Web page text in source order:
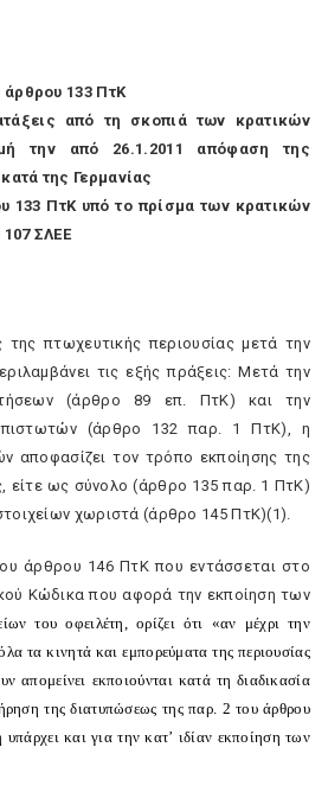
133 ΠτK
από τη σκοπιά των κρατικών
την από 26.1.2011 απόφαση της
της Γερμανίας
133 ΠτK υπό το πρίσμα των κρατικών
ΣΛEE
της πτωχευτικής περιουσίας μετά την
τις εξής πράξεις: Mετά την
(άρθρο 89 επ. ΠτK) και την
(άρθρο 132 παρ. 1 ΠτK), η
αποφασίζει τον τρόπο εκποίησης της
είτε ως σύνολο (άρθρο 135 παρ. 1 ΠτK)
χωριστά (άρθρο 145 ΠτK)(1).
άρθρου 146 ΠτK που εντάσσεται στο
Kώδικα που αφορά την εκποίηση των
του οφειλέτη, ορίζει ότι «αν μέχρι την
τα κινητά και εμπορεύματα της περιουσίας
απομείνει εκποιούνται κατά τη διαδικασία
της διατυπώσεως της παρ. 2 του άρθρου
υπάρχει και για την κατ’ ιδίαν εκποίηση των